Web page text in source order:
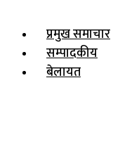
प्रमुख समाचार
सम्पादकीय
बेलायत